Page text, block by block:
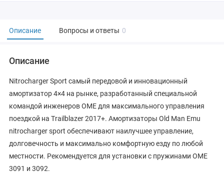
Описание Вопросы и ответы 0
Описание
Nitrocharger Sport самый передовой и инновационный
амортизатор 4×4 на рынке, разработанный специальной
командой инженеров OME для максимального управления
поездкой на Trailblazer 2017+. Амортизаторы Old Man Emu
nitrocharger sport обеспечивают наилучшее управление,
долговечность и максимально комфортную езду по любой
местности. Рекомендуется для установки с пружинами OME
3091 и 3092.